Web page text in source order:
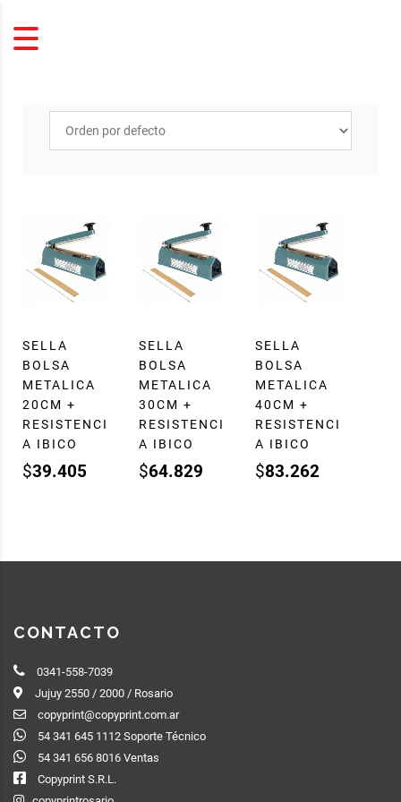
SELLA
BOLSA
METALICA
20CM +
RESISTENCI
A IBICO
$39.405
SELLA
BOLSA
METALICA
30CM +
RESISTENCI
A IBICO
$64.829
SELLA
BOLSA
METALICA
40CM +
RESISTENCI
A IBICO
$83.262
CONTACTO
0341-558-7039
Jujuy 2550 / 2000 / Rosario
copyprint@copyprint.com.ar
54 341 645 1112 Soporte Técnico
54 341 656 8016 Ventas
Copyprint S.R.L.